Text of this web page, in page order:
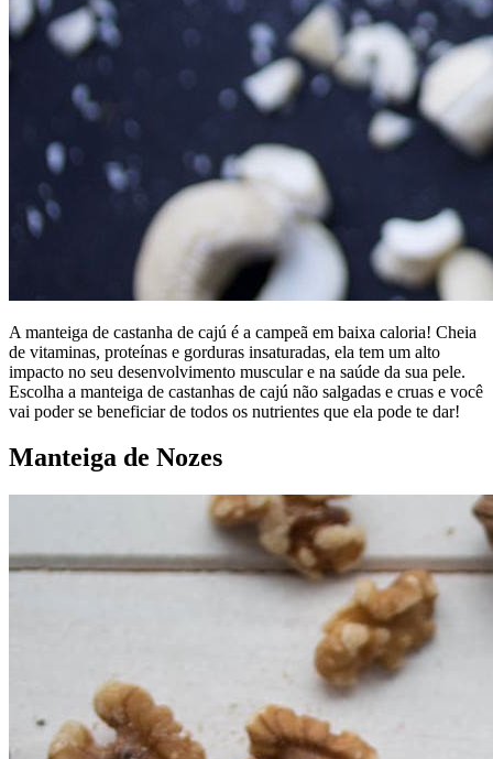
A manteiga de castanha de cajú é a campeã em baixa caloria! Cheia
de vitaminas, proteínas e gorduras insaturadas, ela tem um alto
impacto no seu desenvolvimento muscular e na saúde da sua pele.
Escolha a manteiga de castanhas de cajú não salgadas e cruas e você
vai poder se beneficiar de todos os nutrientes que ela pode te dar!
Manteiga de Nozes